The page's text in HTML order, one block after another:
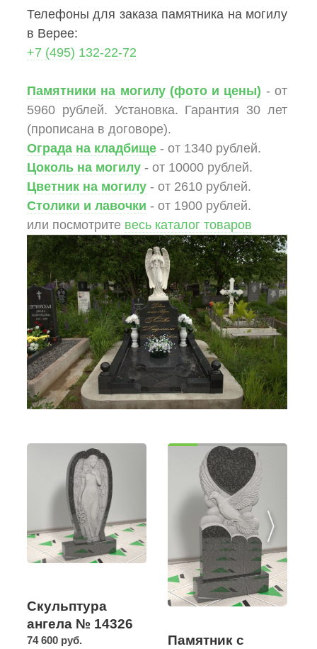
Телефоны для заказа памятника на могилу
в Верее:
+7 (495) 132-22-72
Памятники на могилу (фото и цены) - от
5960 рублей. Установка. Гарантия 30 лет
(прописана в договоре).
Ограда на кладбище - от 1340 рублей.
Цоколь на могилу - от 10000 рублей.
Цветник на могилу - от 2610 рублей.
Столики и лавочки - от 1900 рублей.
или посмотрите весь каталог товаров
Скульптура
ангела № 14326
74 600 руб.
Памятник с